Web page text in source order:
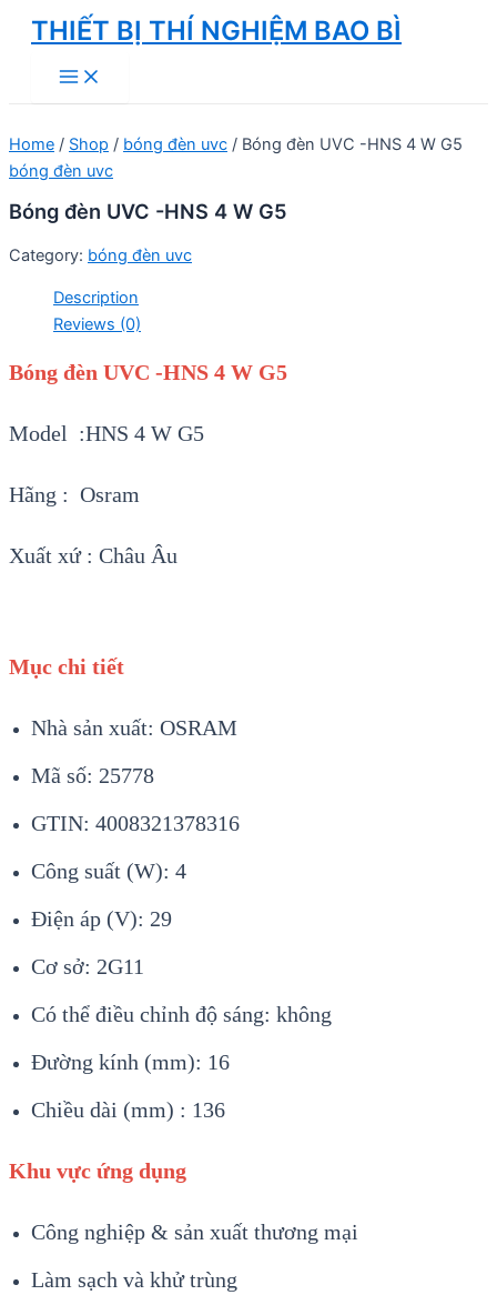
Skip
content
THIẾT BỊ THÍ NGHIỆM BAO BÌ
Main
Menu
Home / Shop / bóng đèn uvc / Bóng đèn UVC -HNS 4 W G5
bóng đèn uvc
Bóng đèn UVC -HNS 4 W G5
Category: bóng đèn uvc
Description
Reviews (0)
Bóng đèn UVC -HNS 4 W G5
Model :HNS 4 W G5
Hãng : Osram
Xuất xứ : Châu Âu
Mục chi tiết
Nhà sản xuất: OSRAM
Mã số: 25778
GTIN: 4008321378316
Công suất (W): 4
Điện áp (V): 29
Cơ sở: 2G11
Có thể điều chỉnh độ sáng: không
Đường kính (mm): 16
Chiều dài (mm) : 136
Khu vực ứng dụng
Công nghiệp & sản xuất thương mại
Làm sạch và khử trùng